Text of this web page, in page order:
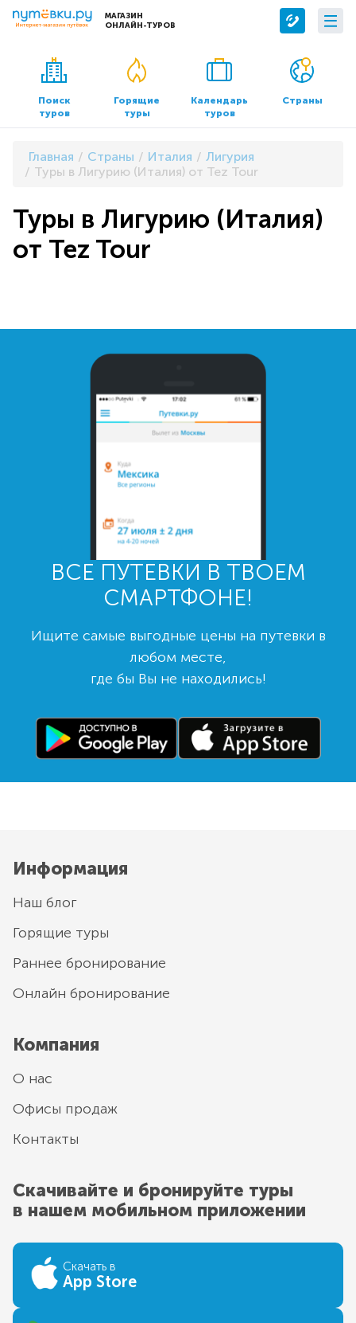
МАГАЗИН
ОНЛАЙН-ТУРОВ
Сервисы
Бронирование отелей
Трансфер
О компании
О нас
Контакты
Документы и реквизиты
Поиск
туров
Горящие
туры
Календарь
туров
Страны
Главная Страны Италия
Лигурия
Туры в Лигурию (Италия) от Tez Tour
Туры в Лигурию (Италия)
от Tez Tour
ВСЕ ПУТЕВКИ В ТВОЕМ
СМАРТФОНЕ!
Ищите самые выгодные цены на путевки в
любом месте,
где бы Вы не находились!
Информация
Наш блог
Горящие туры
Раннее бронирование
Онлайн бронирование
Компания
О нас
Офисы продаж
Контакты
Скачивайте и бронируйте туры
в нашем мобильном приложении
Скачать в
App Store